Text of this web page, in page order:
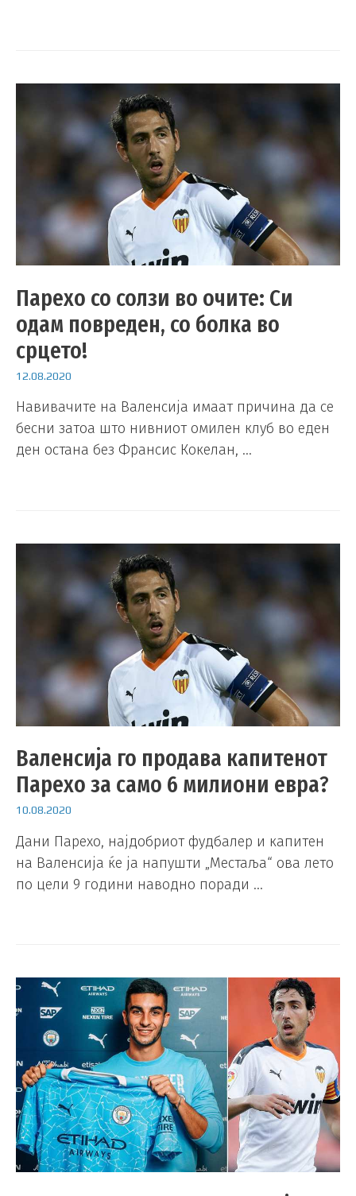
Парехо со солзи во очите: Си
одам повреден, со болка во
срцето!
12.08.2020
Навивачите на Валенсија имаат причина да се
бесни затоа што нивниот омилен клуб во еден
ден остана без Франсис Кокелан, …
Валенсија го продава капитенот
Парехо за само 6 милиони евра?
10.08.2020
Дани Парехо, најдобриот фудбалер и капитен
на Валенсија ќе ја напушти „Местаља“ ова лето
по цели 9 години наводно поради …